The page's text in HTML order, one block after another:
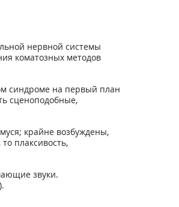
нервной системы
коматозных методов
синдроме на первый план
сценоподобные,
крайне возбуждены,
плаксивость,
звуки.